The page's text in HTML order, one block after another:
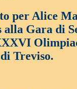
per Alice
alla Gara di
Treviso.